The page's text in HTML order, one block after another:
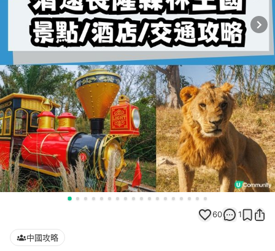
60 1
中國攻略